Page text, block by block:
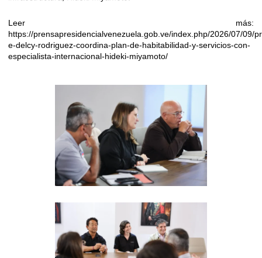
Leer más:
https://prensapresidencialvenezuela.gob.ve/index.php/2026/07/09/
e-delcy-rodriguez-coordina-plan-de-habitabilidad-y-servicios-con-
especialista-internacional-hideki-miyamoto/